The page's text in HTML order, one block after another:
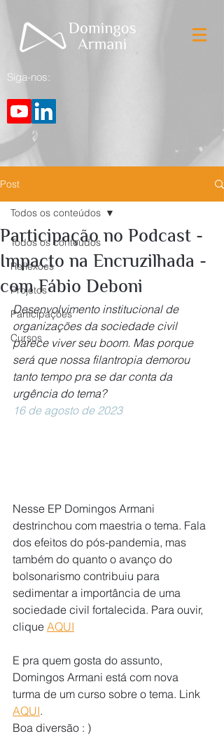
Siga-nos:
Post
Todos os conteúdos
Reflexões
Projetos
Participações
Cursos
Todos os conteúdos
Participação no Podcast -
Impacto na Encruzilhada -
com Fábio Deboni
Desenvolvimento institucional de
organizações da sociedade civil
parece viver seu boom. Mas porque
será que nossa filantropia demorou
tanto tempo pra se dar conta da
urgência do tema?
16 de agosto de 2023
Nesse EP Domingos Armani
destrinchou com maestria o tema. Fala
dos efeitos do pós-pandemia, mas
também do quanto o avanço do
bolsonarismo contribuiu para
sedimentar a importância de uma
sociedade civil fortalecida. Para ouvir,
clique AQUI
E pra quem gosta do assunto,
Domingos Armani está com nova
turma de um curso sobre o tema. Link
AQUI.
Boa diversão : )